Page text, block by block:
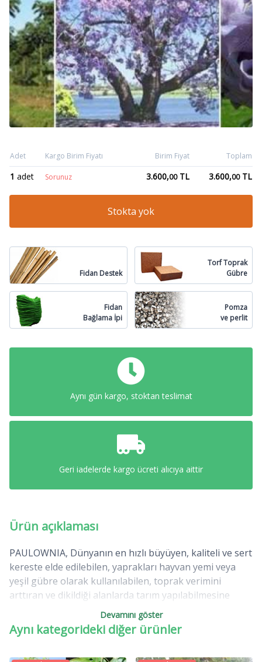
Adet Kargo Birim Fiyatı Birim Fiyat Toplam
1 adet Sorunuz 3.600,00TL 3.600,00TL
Stokta yok
Fidan Destek
Torf Toprak
Gübre
Fidan
Bağlama İpi
Pomza
ve perlit
Aynı gün kargo, stoktan teslimat
Geri iadelerde kargo ücreti alıcıya aittir
Ürün açıklaması
PAULOWNIA, Dünyanın en hızlı büyüyen, kaliteli ve sert
kereste elde edilebilen, yaprakları hayvan yemi veya
yeşil gübre olarak kullanılabilen, toprak verimini
arttıran ve dikildiği alanlarda tarım yapılabilmesine
imkan veren, hava kirliliğini önleyen, iklim yumuşatıcı
etkisi olan çok yönlü bir ağaçtır. Anavatanı Çin olan
Paulownia ağacı dikildiği yıl 8-8.5 mt. Boylara ulaşabilen
Devamını göster
Aynı kategorideki diğer ürünler